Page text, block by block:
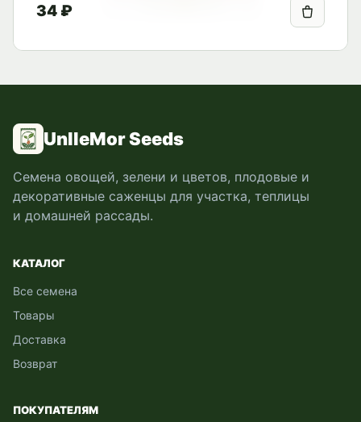
34 ₽
UnlleMor Seeds
Семена овощей, зелени и цветов, плодовые и
декоративные саженцы для участка, теплицы
и домашней рассады.
КАТАЛОГ
Все семена
Товары
Доставка
Возврат
ПОКУПАТЕЛЯМ